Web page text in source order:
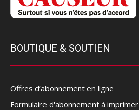
BOUTIQUE & SOUTIEN
Offres d’abonnement en ligne
Formulaire d'abonnement à imprimer